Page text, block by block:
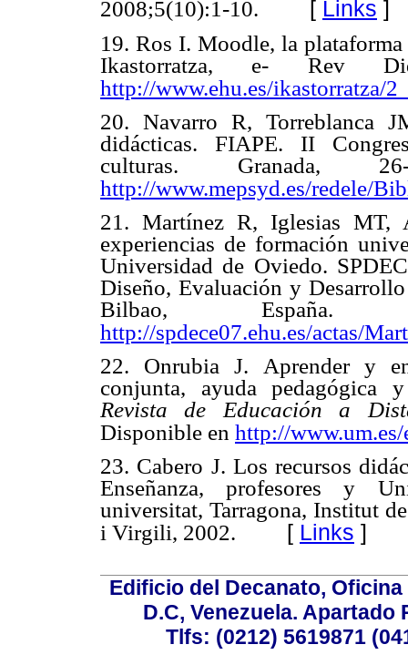
2008;5(10):1-10. [ Links ]
19. Ros I. Moodle, la
Ikastorratza, e- Rev
http://www.ehu.es/ikastorratza/
20. Navarro R, Torreblanca
didácticas. FIAPE. II
culturas. Granada,
http://www.mepsyd.es/redele/
21. Martínez R, Iglesias MT,
experiencias de formación
Universidad de Oviedo.
Diseño, Evaluación y
Bilbao,
http://spdece07.ehu.es/actas/
22. Onrubia J. Aprender y
conjunta, ayuda pedagógica
Revista de Educación a
Disponible en http://
23. Cabero J. Los recursos
Enseñanza, profesores y
universitat, Tarragona, Institut
i Virgili, 2002. [ Links ]
Edificio del Decanato,
D.C, Venezuela. Apartado
Tlfs: (0212) 5619871